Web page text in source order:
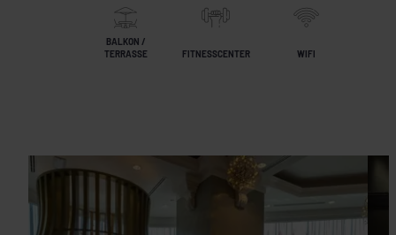
BALKON /
TERRASSE
FITNESSCENTER WIFI